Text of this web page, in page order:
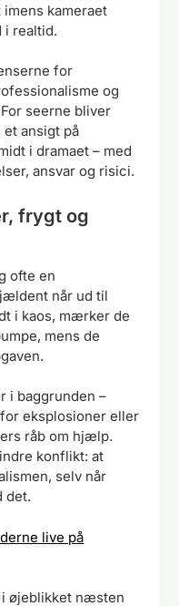
kameraet
i realtid.
for
og
seerne bliver
ansigt på
i dramaet – med
ansvar og risici.
frygt og
ofte en
når ud til
i kaos, mærker de
mens de
i baggrunden –
eksplosioner eller
råb om hjælp.
konflikt: at
selv når
det.
live på
i øjeblikket næsten